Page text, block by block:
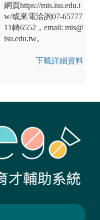
網頁https://mis.isu.edu.t
w/或來電洽詢07-65777
11轉6552，email: mis@
isu.edu.tw。
下載詳細資料